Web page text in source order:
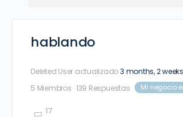
hablando
Deleted User actualizado3 months, 2
5 Miembros ·139 Respuestas Mi negocio
17